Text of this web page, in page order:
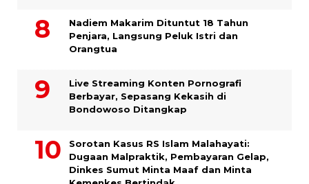
​Nadiem Makarim Dituntut 18 Tahun
Penjara, Langsung Peluk Istri dan
Orangtua
Live Streaming Konten Pornografi
Berbayar, Sepasang Kekasih di
Bondowoso Ditangkap
Sorotan Kasus RS Islam Malahayati:
Dugaan Malpraktik, Pembayaran Gelap,
Dinkes Sumut Minta Maaf dan Minta